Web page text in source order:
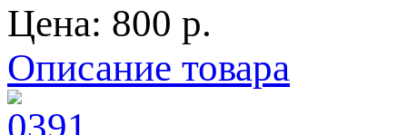
Цена: 800 p.
Описание товара